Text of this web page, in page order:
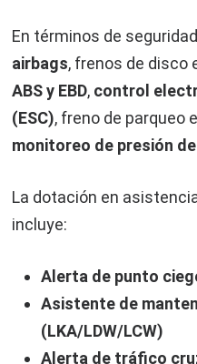
En términos de
airbags, frenos de disco
ABS y EBD, control
(ESC), freno de parqueo
monitoreo de presión
La dotación en
incluye:
Alerta de punto
Asistente de
(LKA/LDW/LCW)
Alerta de tráfico